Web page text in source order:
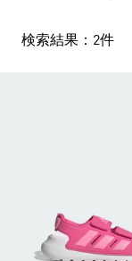
検索結果：2件